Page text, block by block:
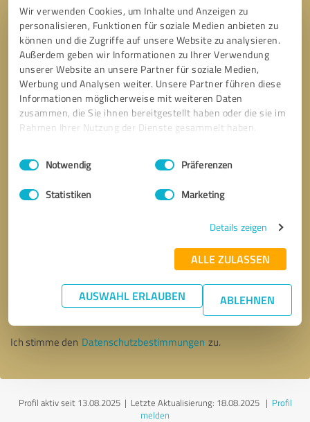
Wir verwenden Cookies, um Inhalte und Anzeigen zu
personalisieren, Funktionen für soziale Medien anbieten zu
können und die Zugriffe auf unsere Website zu analysieren.
Außerdem geben wir Informationen zu Ihrer Verwendung
unserer Website an unsere Partner für soziale Medien,
Werbung und Analysen weiter. Unsere Partner führen diese
Informationen möglicherweise mit weiteren Daten
zusammen, die Sie ihnen bereitgestellt haben oder die sie im
Rahmen Ihrer Nutzung der Dienste gesammelt haben.
Impressum Datenschutzbestimmungen
Einwilligungsauswahl
Notwendig Präferenzen
Statistiken Marketing
Details zeigen
ALLE ZULASSEN
AUSWAHL ERLAUBEN ABLEHNEN
* Erforderliche Angaben
Nachricht senden
Ich stimme den Datenschutzbestimmungen zu.
Profil aktiv seit 13.08.2025 | Letzte Aktualisierung: 18.08.2025| Profil
melden